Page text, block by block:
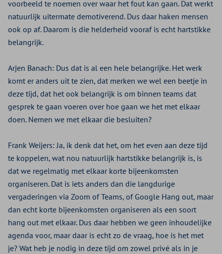
voorbeeld te noemen over waar het fout kan gaan. Dat werkt
natuurlijk uitermate demotiverend. Dus daar haken mensen
ook op af. Daarom is die helderheid vooraf is echt hartstikke
belangrijk.
Arjen Banach: Dus dat is al een hele belangrijke. Het werk
komt er anders uit te zien, dat merken we wel een beetje in
deze tijd, dat het ook belangrijk is om binnen teams dat
gesprek te gaan voeren over hoe gaan we het met elkaar
doen. Nemen we met elkaar die besluiten?
Frank Weijers: Ja, ik denk dat het, om het even aan deze tijd
te koppelen, wat nou natuurlijk hartstikke belangrijk is, is
dat we regelmatig met elkaar korte bijeenkomsten
organiseren. Dat is iets anders dan die langdurige
vergaderingen via Zoom of Teams, of Google Hang out, maar
dan echt korte bijeenkomsten organiseren als een soort
hang out met elkaar. Dus daar hebben we geen inhoudelijke
agenda voor, maar daar is echt zo de vraag, hoe is het met
je? Wat heb je nodig in deze tijd om zowel privé als in je